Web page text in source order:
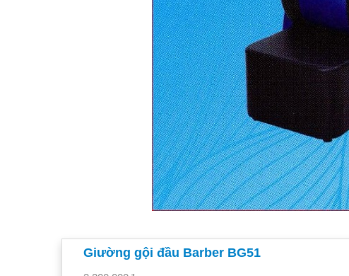
Giường gội đầu Barber BG51